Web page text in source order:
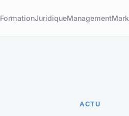
FormationJuridiqueManagement
ACTU